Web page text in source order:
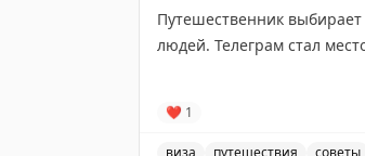
Путешественник
людей. Телеграм стал
нюансы перелётов и
❤ 1
виза путешествия советы